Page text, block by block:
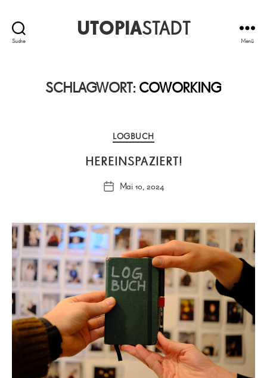
Suche
UTOPIASTADT
Menü
SCHLAGWORT: COWORKING
Kategorien
LOGBUCH
HEREINSPAZIERT!
Veröffentlichungsdatum
Mai 10, 2024